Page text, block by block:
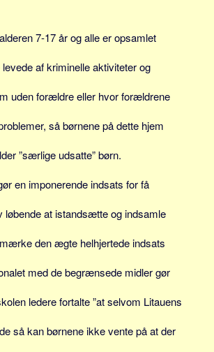
7-17 år og alle er opsamlet
af kriminelle aktiviteter og
uden forældre eller hvor forældrene
så børnene på dette hjem
”særlige udsatte” børn.
en imponerende indsats for få
løbende at istandsætte og indsamle
den ægte helhjertede indsats
med de begrænsede midler gør
ledere fortalte ”at selvom Litauens
så kan børnene ikke vente på at der